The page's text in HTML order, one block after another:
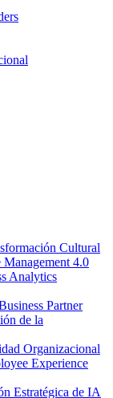
Cultural
4.0
Analytics
Partner
de la
Organizacional
Experience
Estratégica de IA